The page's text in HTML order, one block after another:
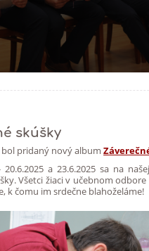
skúšky
bol pridaný nový album
a 23.6.2025 sa na
Všetci žiaci v učebnom
k čomu im srdečne blahoželáme!